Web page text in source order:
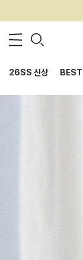
26SS 신상 BEST